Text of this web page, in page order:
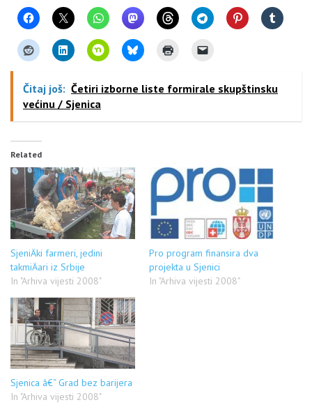
Čitaj još: Četiri izborne liste formirale skupštinsku
većinu / Sjenica
Related
SjeniÄki farmeri, jedini
takmiÄari iz Srbije
In "Arhiva vijesti 2008"
Pro program finansira dva
projekta u Sjenici
In "Arhiva vijesti 2008"
Sjenica â€“ Grad bez barijera
In "Arhiva vijesti 2008"